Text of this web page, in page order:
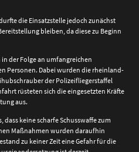
die Einsatzstelle jedoch zunächst
bleiben, da diese zu Beginn
der Folge an umfangreichen
Personen. Dabei wurden die rheinland-
der Polizeifliegerstaffel
rüsteten sich die eingesetzten Kräfte
aus.
keine scharfe Schusswaffe zum
Maßnahmen wurden daraufhin
zu keiner Zeit eine Gefahr für die